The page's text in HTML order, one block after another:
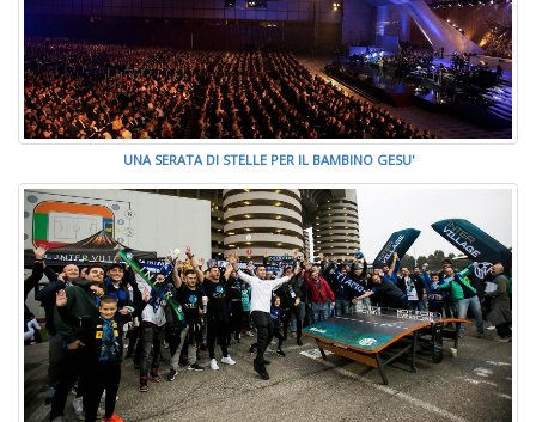
UNA SERATA DI STELLE PER IL BAMBINO GESU'